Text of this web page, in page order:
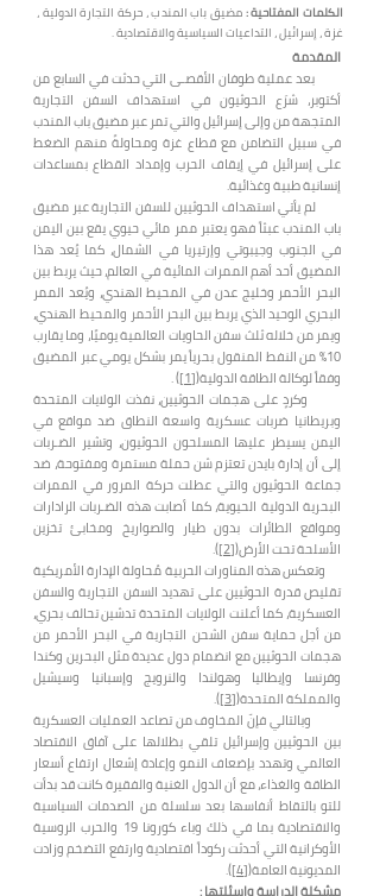
الكلمات المفتاحية :مضيق باب المندب ، حركة التجارة الدولية ،
غزة ، إسرائيل ، التداعيات السياسية والاقتصادية .
المقدمة
بعد عملية طوفان الأقصـى التي حدثت في السابع من
أكتوبر، شرَع الحوثيون في استهداف السفن التجارية
المتجهة من وإلى إسرائيل والتي تمر عبر مضيق باب المندب
في سبيل التضامن مع قطاع غزة ومحاولةً منهم الضغط
على إسرائيل في إيقاف الحرب وإمداد القطاع بمساعدات
إنسانية طبية وغذائية.
لم يأتي استهداف الحوثيين للسفن التجارية عبر مضيق
باب المندب عبثاً فهو يعتبر ممر مائي حيوي يقع بين اليمن
في الجنوب وجيبوتي وإرتيريا في الشمال، كما يُعد هذا
المضيق أحد أهم الممرات المائية في العالم، حيث يربط بين
البحر الأحمر وخليج عدن في المحيط الهندي، ويُعد الممر
البحري الوحيد الذي يربط بين البحر الأحمر والمحيط الهندي،
ويمر من خلاله ثلث سفن الحاويات العالمية يوميًا، وما يقارب
10% من النفط المنقول بحرياً يمر بشكل يومي عبر المضيق
وفقاً لوكالة الطاقة الدولية([1]
) .
وكردٍ على هجمات الحوثيين، نفذت الولايات المتحدة
وبريطانيا ضربات عسكرية واسعة النطاق ضد مواقع في
اليمن يسيطر عليها المسلحون الحوثيون، وتشير الضـربات
إلى أن إدارة بايدن تعتزم شن حملة مستمرة ومفتوحة، ضد
جماعة الحوثيون والتي عطلت حركة المرور في الممرات
البحرية الدولية الحيوية، كما أصابت هذه الضـربات الرادارات
ومواقع الطائرات بدون طيار والصواريخ ومخابئ تخزين
الأسلحة تحت الأرض([2]
).
وتعكس هذه المناورات الحربية مُحاولة الإدارة الأمريكية
تقليص قدرة الحوثيين على تهديد السفن التجارية والسفن
العسكرية، كما أعلنت الولايات المتحدة تدشين تحالف بحري،
من أجل حماية سفن الشحن التجارية في البحر الأحمر من
هجمات الحوثيين مع انضمام دول عديدة مثل البحرين وكندا
وفرنسا وإيطاليا وهولندا والنرويج وإسبانيا وسيشيل
والمملكة المتحدة([3]
).
وبالتالي فإنّ المخاوف من تصاعد العمليات العسكرية
بين الحوثيين وإسرائيل تلقي بظلالها على آفاق الاقتصاد
العالمي وتهدد بإضعاف النمو وإعادة إشعال ارتفاع أسعار
الطاقة والغذاء، مع أن الدول الغنية والفقيرة كانت قد بدأت
للتو بالتقاط أنفاسها بعد سلسلة من الصدمات السياسية
والاقتصادية بما في ذلك وباء كورونا 19 والحرب الروسية
الأوكرانية التي أحدثت ركوداً اقتصادية وارتفع التضخم وزادت
المديونية العامة([4]
).
مشكلة الدراسة واسئلتها :